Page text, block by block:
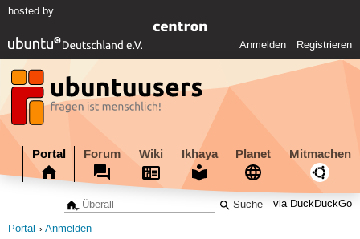
hosted by
Anmelden Registrieren
Portal Forum Wiki Ikhaya Planet Mitmachen
via DuckDuckGo
Portal Anmelden